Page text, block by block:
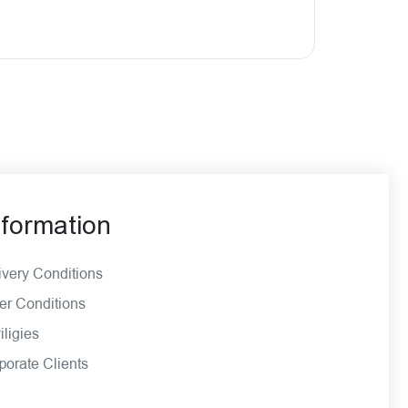
Conditions
Conditions
Clients